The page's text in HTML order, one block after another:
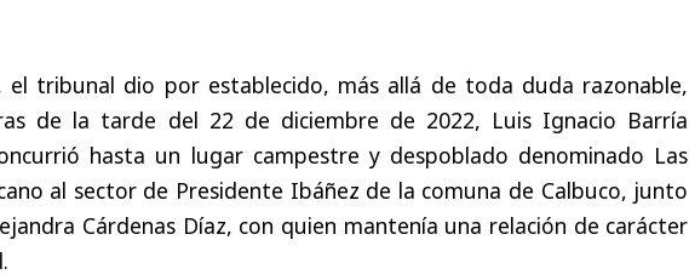
el tribunal dio por establecido, más allá de toda duda razonable,
de la tarde del 22 de diciembre de 2022, Luis Ignacio Barría
hasta un lugar campestre y despoblado denominado Las
al sector de Presidente Ibáñez de la comuna de Calbuco, junto
Cárdenas Díaz, con quien mantenía una relación de carácter